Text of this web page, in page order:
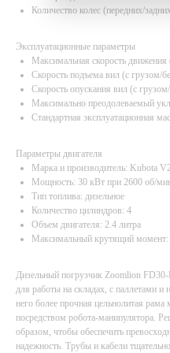
Количество колес (передних/
Эксплуатационные параметры
Максимальная скорость
Скорость подъема вил (с грузом/
Скорость опускания вил (с
Максимально преодолеваемый
Стандартная эксплуатационная
Параметры двигателя
Марка и производитель: Kubota
Мощность: 30 кВт при 2600 об/
Тип топлива: дизельное
Количество цилиндров: 4
Объем двигателя: 2.4 литра
Максимальный крутящий
Дизельный погрузчик Zoomlion
для работы на складах, с паллетами и
него более прочная цельнолитая
посредством робота-манипулятора.
образом, чтобы обеспечить
надежность. Трубы и кабели